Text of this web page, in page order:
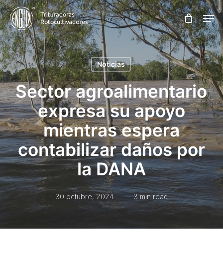
Skip
to
main
content
Noticias
Sector agroalimentario
expresa su apoyo
mientras espera
contabilizar daños por
la DANA
30 octubre, 2024 3 min read